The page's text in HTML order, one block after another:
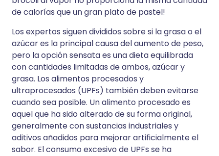
de calorías que un gran plato de pastel!
Los expertos siguen divididos sobre si la grasa o el
azúcar es la principal causa del aumento de peso,
pero la opción sensata es una dieta equilibrada
con cantidades limitadas de ambos, azúcar y
grasa. Los alimentos procesados y
ultraprocesados (UPFs) también deben evitarse
cuando sea posible. Un alimento procesado es
aquel que ha sido alterado de su forma original,
generalmente con sustancias industriales y
aditivos añadidos para mejorar artificialmente el
sabor. El consumo excesivo de UPFs se ha